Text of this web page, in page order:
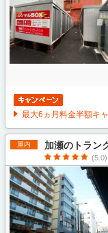
最大6ヵ月料金半額キ
屋内 加瀬のトラン
(5.0)